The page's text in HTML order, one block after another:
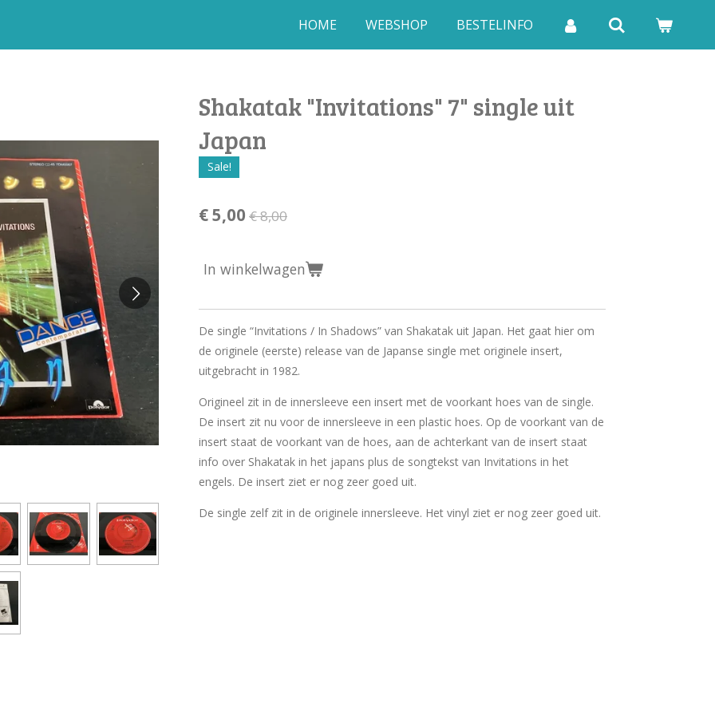
HOME WEBSHOP BESTELINFO
Shakatak "Invitations" 7" single uit
Japan
Sale!
€ 5,00 € 8,00
In winkelwagen
De single “Invitations / In Shadows” van Shakatak uit Japan. Het gaat hier om
de originele (eerste) release van de Japanse single met originele insert,
uitgebracht in 1982.
Origineel zit in de innersleeve een insert met de voorkant hoes van de single.
De insert zit nu voor de innersleeve in een plastic hoes. Op de voorkant van de
insert staat de voorkant van de hoes, aan de achterkant van de insert staat
info over Shakatak in het japans plus de songtekst van Invitations in het
engels. De insert ziet er nog zeer goed uit.
De single zelf zit in de originele innersleeve. Het vinyl ziet er nog zeer goed uit.